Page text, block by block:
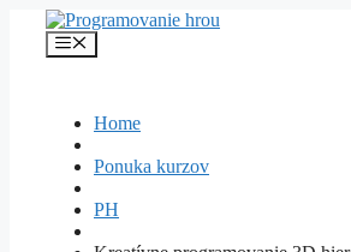
Preskočiť
obsah
Menu
Home
Ponuka kurzov
PH